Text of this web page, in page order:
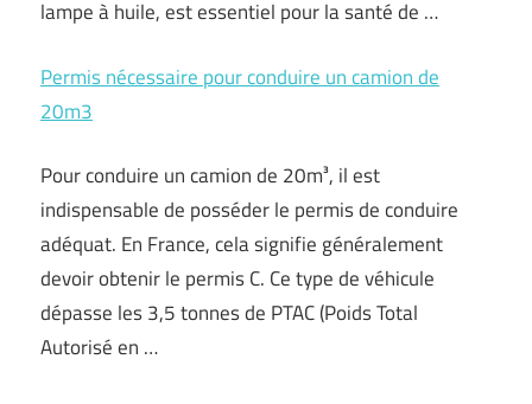
lampe à huile, est essentiel pour la santé de …
Permis nécessaire pour conduire un camion de
20m3
Pour conduire un camion de 20m³, il est
indispensable de posséder le permis de conduire
adéquat. En France, cela signifie généralement
devoir obtenir le permis C. Ce type de véhicule
dépasse les 3,5 tonnes de PTAC (Poids Total
Autorisé en …